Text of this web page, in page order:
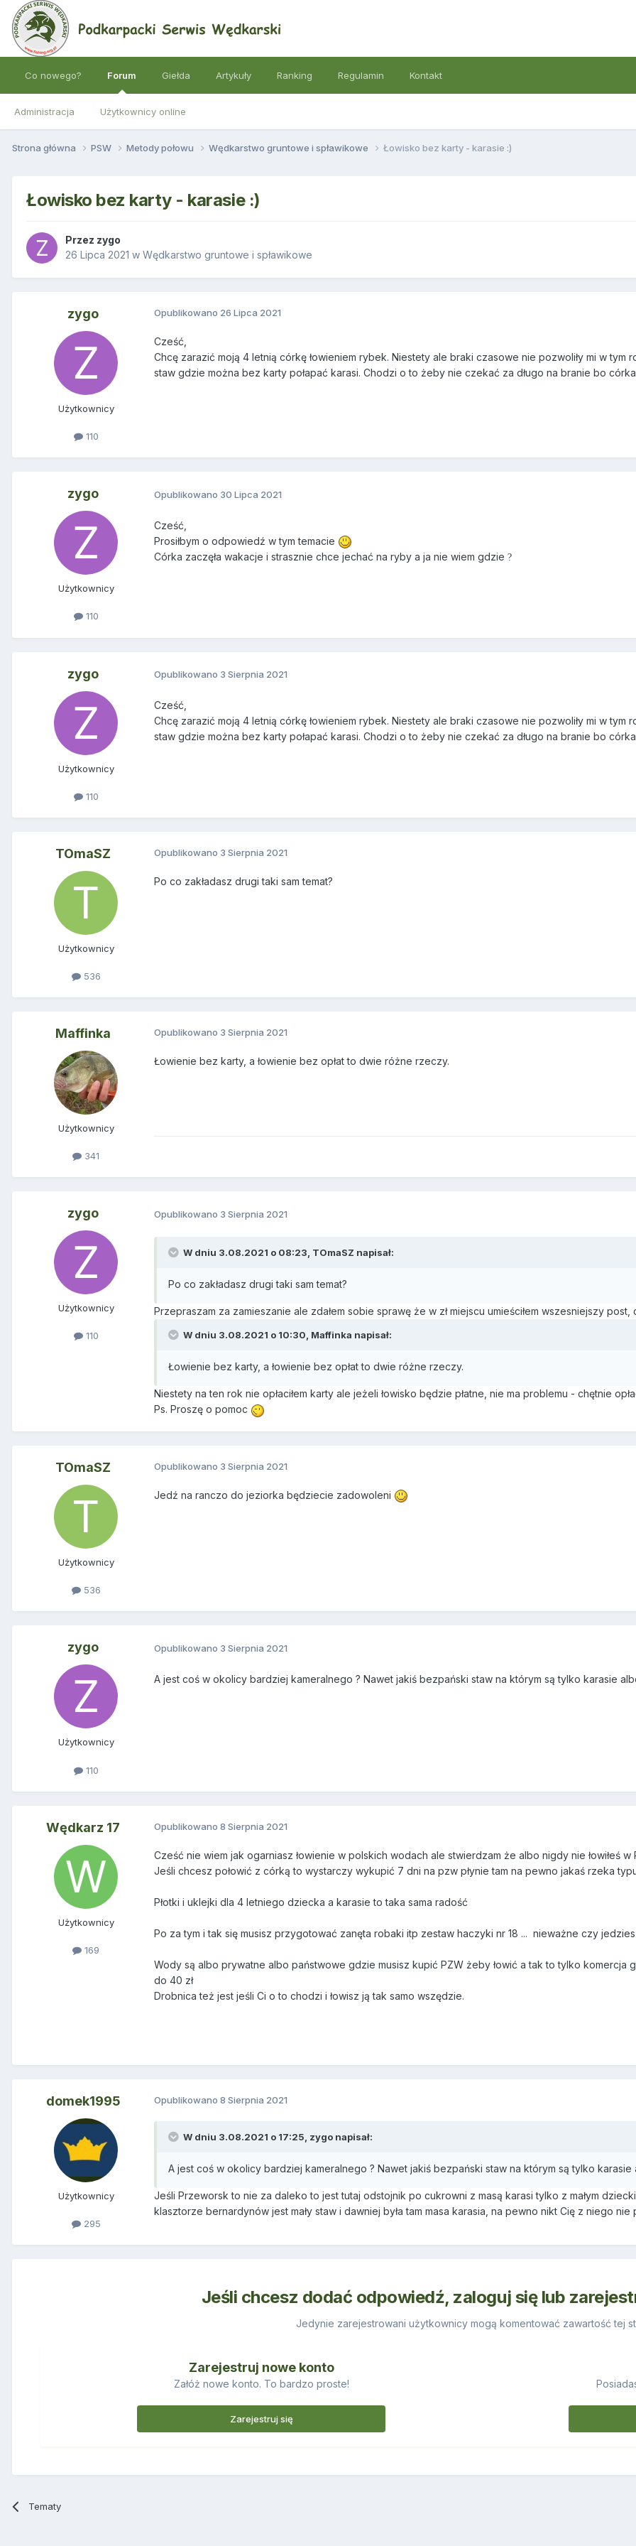
Co nowego? Forum
Administracja Użytkownicy online
Giełda Artykuły Ranking Regulamin Kontakt
Strona główna PSW Metody połowu Wędkarstwo gruntowe i spławikowe Łowisko bez karty - karasie :)
Łowisko bez karty - karasie :)
Przez zygo
26 Lipca 2021 w Wędkarstwo gruntowe i spławikowe
zygo
Użytkownicy
110
Opublikowano 26 Lipca 2021
Cześć,
Chcę zarazić moją 4 letnią córkę łowieniem rybek. Niestety ale braki czasowe nie pozwoliły mi w tym
staw gdzie można bez karty połapać karasi. Chodzi o to żeby nie czekać za długo na branie bo
zygo
Użytkownicy
110
Opublikowano 30 Lipca 2021
Cześć,
Prosiłbym o odpowiedź w tym temacie
Córka zaczęła wakacje i strasznie chce jechać na ryby a ja nie wiem gdzie ?
zygo
Użytkownicy
110
Opublikowano 3 Sierpnia 2021
Cześć,
Chcę zarazić moją 4 letnią córkę łowieniem rybek. Niestety ale braki czasowe nie pozwoliły mi w tym
staw gdzie można bez karty połapać karasi. Chodzi o to żeby nie czekać za długo na branie bo
TOmaSZ
Użytkownicy
536
Opublikowano 3 Sierpnia 2021
Po co zakładasz drugi taki sam temat?
Maffinka
Użytkownicy
341
Opublikowano 3 Sierpnia 2021
Łowienie bez karty, a łowienie bez opłat to dwie różne rzeczy.
zygo
Użytkownicy
110
Opublikowano 3 Sierpnia 2021
W dniu 3.08.2021 o 08:23, TOmaSZ napisał:
Po co zakładasz drugi taki sam temat?
Przepraszam za zamieszanie ale zdałem sobie sprawę że w zł miejscu umieściłem wszesniejszy
W dniu 3.08.2021 o 10:30, Maffinka napisał:
Łowienie bez karty, a łowienie bez opłat to dwie różne rzeczy.
Niestety na ten rok nie opłaciłem karty ale jeżeli łowisko będzie płatne, nie ma problemu - chętnie
Ps. Proszę o pomoc
TOmaSZ
Użytkownicy
536
Opublikowano 3 Sierpnia 2021
Jedź na ranczo do jeziorka będziecie zadowoleni
zygo
Użytkownicy
110
Opublikowano 3 Sierpnia 2021
A jest coś w okolicy bardziej kameralnego ? Nawet jakiś bezpański staw na którym są tylko karasie
Wędkarz 17
Użytkownicy
169
Opublikowano 8 Sierpnia 2021
Cześć nie wiem jak ogarniasz łowienie w polskich wodach ale stwierdzam że albo nigdy nie łowiłeś
Jeśli chcesz połowić z córką to wystarczy wykupić 7 dni na pzw płynie tam na pewno jakaś rzeka
Płotki i uklejki dla 4 letniego dziecka a karasie to taka sama radość
Po za tym i tak się musisz przygotować zanęta robaki itp zestaw haczyki nr 18 ... nieważne czy
Wody są albo prywatne albo państwowe gdzie musisz kupić PZW żeby łowić a tak to tylko komercja
do 40 zł
Drobnica też jest jeśli Ci o to chodzi i łowisz ją tak samo wszędzie.
domek1995
Użytkownicy
295
Opublikowano 8 Sierpnia 2021
W dniu 3.08.2021 o 17:25, zygo napisał:
A jest coś w okolicy bardziej kameralnego ? Nawet jakiś bezpański staw na którym są tylko karasie
Jeśli Przeworsk to nie za daleko to jest tutaj odstojnik po cukrowni z masą karasi tylko z małym
klasztorze bernardynów jest mały staw i dawniej była tam masa karasia, na pewno nikt Cię z niego
Jeśli chcesz dodać odpowiedź, zaloguj się lub
Jedynie zarejestrowani użytkownicy mogą komentować zawartość tej
Zarejestruj nowe konto
Załóż nowe konto. To bardzo proste!
Zarejestruj się
Tematy